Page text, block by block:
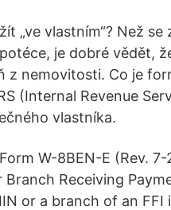
„ve vlastním“? Než
je dobré vědět,
nemovitosti. Co je
(Internal Revenue
vlastníka.
W-8BEN-E (Rev.
Branch Receiving
or a branch of an